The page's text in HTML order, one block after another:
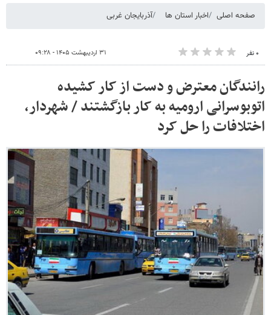
صفحه اصلی اخبار استان ها آذربایجان غربی
۰ نفر ۳۱ اردیبهشت ۱۴۰۵ - ۰۹:۲۸
رانندگان معترض و دست از کار کشیده
اتوبوسرانی ارومیه به کار بازگشتند / شهردار،
اختلافات را حل کرد